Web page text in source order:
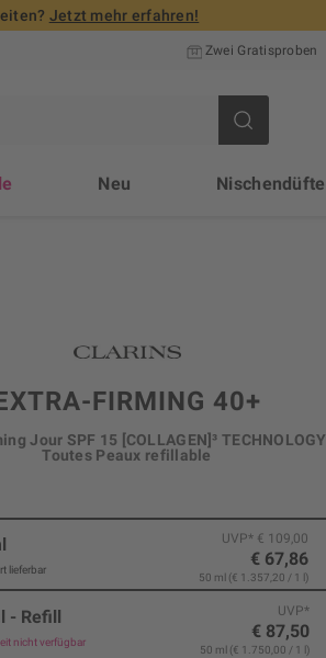
Jetzt mehr erfahren!
Zwei Gratisproben
Neu Nischendüfte
FIRMING 40+
Jour SPF 15 [COLLAGEN]³ TECHNOLOGY
Toutes Peaux refillable
lieferbar
UVP* € 109,00
€ 67,86
50 ml (€ 1.357,20 / 1 l)
- Refill
nicht verfügbar
UVP*
€ 87,50
50 ml (€ 1.750,00 / 1 l)